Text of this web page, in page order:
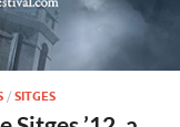
/ SITGES